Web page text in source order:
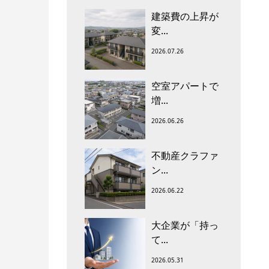
建築費の上昇が
変...
2026.07.26
空室アパートで
増...
2026.06.26
不動産クラファ
ン...
2026.06.22
大企業が「持っ
て...
2026.05.31